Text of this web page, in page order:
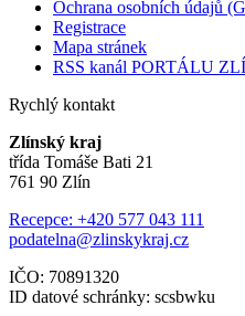
Ochrana osobních údajů
Registrace
Mapa stránek
RSS kanál PORTÁLU
Rychlý kontakt
Zlínský kraj
třída Tomáše Bati 21
761 90 Zlín
Recepce: +420 577 043 111
podatelna@zlinskykraj.cz
IČO: 70891320
ID datové schránky: scsbwku